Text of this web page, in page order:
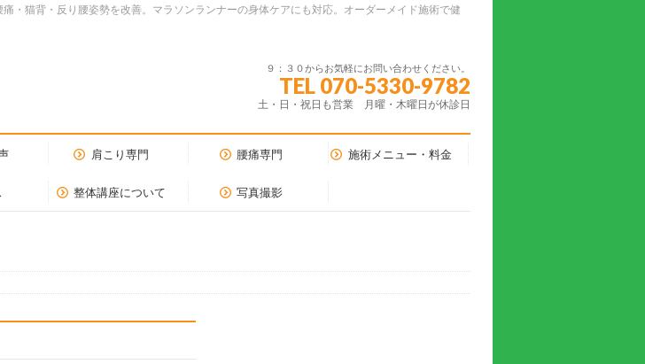
・猫背・反り腰姿勢を改善。マラソンランナーの身体ケアにも対応。オーダーメイド施術で健
９：３０からお気軽にお問い合わせください。
TEL 070-5330-9782
土・日・祝日も営業 月曜・木曜日が休診日
肩こり専門 腰痛専門 施術メニュー・料金
整体講座について 写真撮影